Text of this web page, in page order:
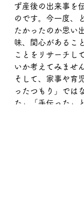
ず産後の出来事を
のです。今一度、
たかったのか思い
味、関心があるこ
ことをリサーチし
いか考えてみませ
そして、家事や育
ったつもり」では
た」「手伝った」